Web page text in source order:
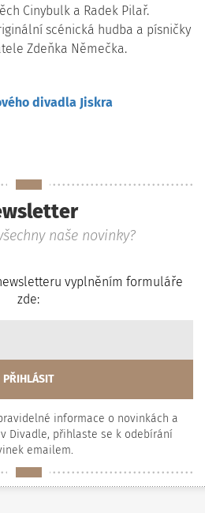
Cinybulk a Radek Pilař.
scénická hudba a písničky
Zdeňka Němečka.
divadla Jiskra
naše novinky?
vyplněním formuláře
zde:
informace o novinkách a
Divadle, přihlaste se k odebírání
emailem.